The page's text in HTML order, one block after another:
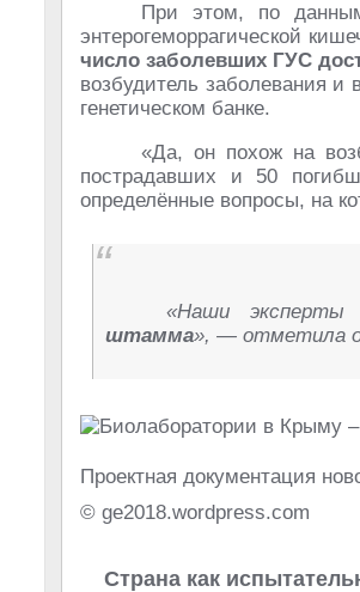
При этом, по
энтерогеморрагической
число заболевших ГУС
возбудитель заболевания и
генетическом банке.
«Да, он похож на
пострадавших и 50
определённые вопросы, на
«Наши эксперты
штамма», — отметила
Проектная документация
© ge2018.wordpress.com
Страна как